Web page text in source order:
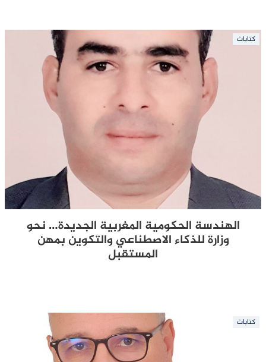
كتابات
الهندسة الحكومية المغربية الجديدة… نحو
وزارة للذكاء الاصطناعي والتكوين بمهن
المستقبل
كتابات